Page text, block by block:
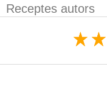
Receptes autors